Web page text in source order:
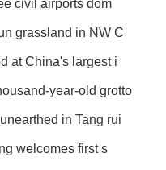
civil airports dom
grassland in NW C
at China's largest i
year-old grotto
in Tang rui
welcomes first s